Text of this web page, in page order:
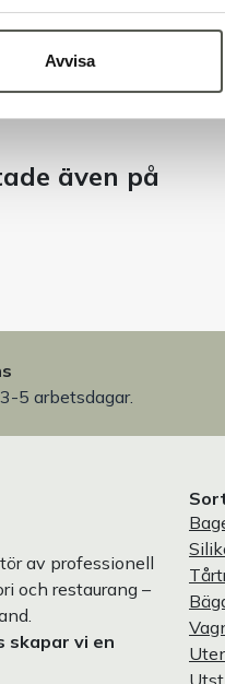
Avvisa
även på
5 arbetsdagar.
av professionell
och restaurang –
skapar vi en